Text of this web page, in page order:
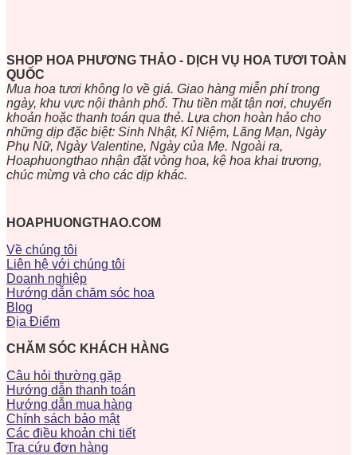
SHOP HOA PHƯƠNG THẢO - DỊCH VỤ HOA TƯƠI TOÀN
QUỐC
Mua hoa tươi không lo về giá. Giao hàng miễn phí trong
ngày, khu vực nội thành phố. Thu tiền mặt tận nơi, chuyển
khoản hoặc thanh toán qua thẻ. Lựa chọn hoàn hảo cho
những dịp đặc biệt: Sinh Nhật, Kỉ Niệm, Lãng Mạn, Ngày
Phụ Nữ, Ngày Valentine, Ngày của Mẹ. Ngoài ra,
Hoaphuongthao nhận đặt vòng hoa, kệ hoa khai trương,
chúc mừng và cho các dịp khác.
HOAPHUONGTHAO.COM
Về chúng tôi
Liên hệ với chúng tôi
Doanh nghiệp
Hướng dẫn chăm sóc hoa
Blog
Địa Điểm
CHĂM SÓC KHÁCH HÀNG
Câu hỏi thường gặp
Hướng dẫn thanh toán
Hướng dẫn mua hàng
Chính sách bảo mật
Các điều khoản chi tiết
Tra cứu đơn hàng